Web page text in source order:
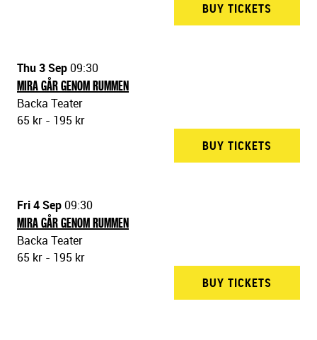
BUY TICKETS
Thu 3 Sep09:30
MIRA GÅR GENOM RUMMEN
Backa Teater
65 kr - 195 kr
BUY TICKETS
Fri 4 Sep09:30
MIRA GÅR GENOM RUMMEN
Backa Teater
65 kr - 195 kr
BUY TICKETS